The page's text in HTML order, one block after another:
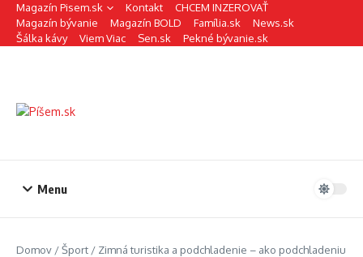
Preskočiť na obsah
Magazín Pisem.sk Kontakt
CHCEM INZEROVAŤ
Magazín bývanie
Magazín BOLD Família.sk
News.sk
Šálka kávy
Viem Viac Sen.sk Pekné bývanie.sk
Menu
Domov /Šport / Zimná turistika a podchladenie – ako podchladeniu